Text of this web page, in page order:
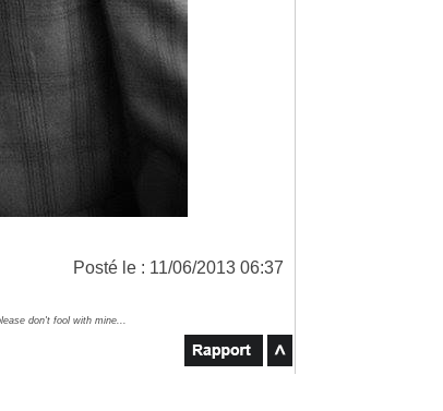
Posté le : 11/06/2013 06:37
don't fool with mine...